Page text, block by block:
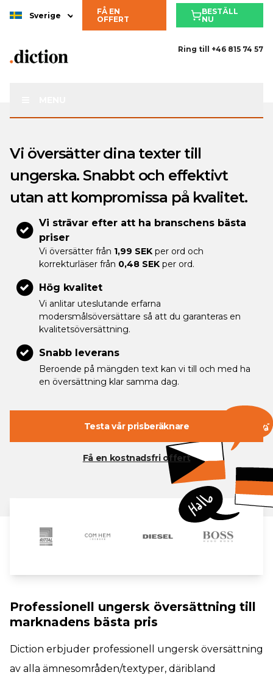
Sverige
FÅ EN
OFFERT
BESTÄLL
NU
Ring till +46 815 74 57
Vi översätter dina texter till
ungerska. Snabbt och effektivt
utan att kompromissa på kvalitet.
Vi strävar efter att ha branschens bästa
priser
Vi översätter från 1,99 SEK per ord och
korrekturläser från 0,48 SEK per ord.
Hög kvalitet
Vi anlitar uteslutande erfarna
modersmålsöversättare så att du garanteras en
kvalitetsöversättning.
Snabb leverans
Beroende på mängden text kan vi till och med ha
en översättning klar samma dag.
Testa vår prisberäknare
Få en kostnadsfri offert
Professionell ungersk översättning till
marknadens bästa pris
Diction erbjuder professionell ungersk översättning
av alla ämnesområden/textyper, däribland